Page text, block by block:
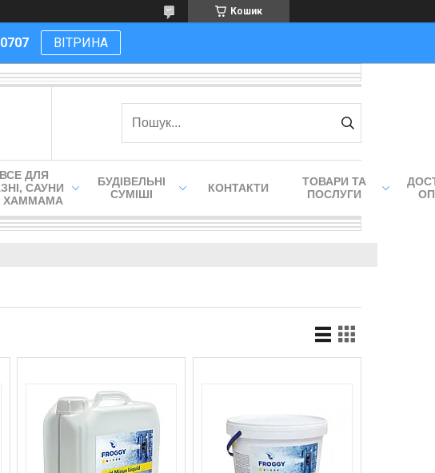
Кошик
ВІТРИНА
ВСЕ ДЛЯ
САУНИ
ХАММАМА
БУДІВЕЛЬНІ
СУМІШІ
КОНТАКТИ
ТОВАРИ ТА
ПОСЛУГИ